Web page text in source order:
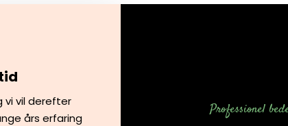
vi vil derefter
års erfaring
Professionel​